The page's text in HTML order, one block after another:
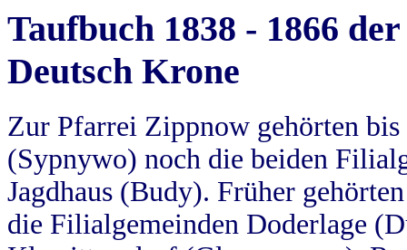
Taufbuch 1838 - 1866
Deutsch Krone
Zur Pfarrei Zippnow gehörten
(Sypnywo) noch die beiden
Jagdhaus (Budy). Früher
die Filialgemeinden Doderlage